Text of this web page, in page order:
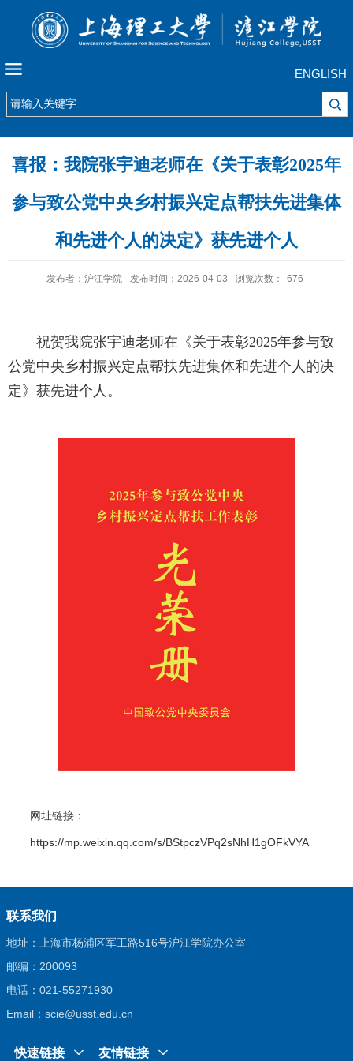
ENGLISH
喜报：我院张宇迪老师在《关于表彰2025年
参与致公党中央乡村振兴定点帮扶先进集体
和先进个人的决定》获先进个人
发布者：沪江学院 发布时间：2026-04-03 浏览次数： 676
祝贺我院张宇迪老师在《关于表彰2025年参与致
公党中央乡村振兴定点帮扶先进集体和先进个人的决
定》获先进个人。
网址链接：
https://mp.weixin.qq.com/s/BStpczVPq2sNhH1gOFkVYA
联系我们
地址：上海市杨浦区军工路516号沪江学院办公室
邮编：200093
电话：021-55271930
Email：scie@usst.edu.cn
快速链接 友情链接